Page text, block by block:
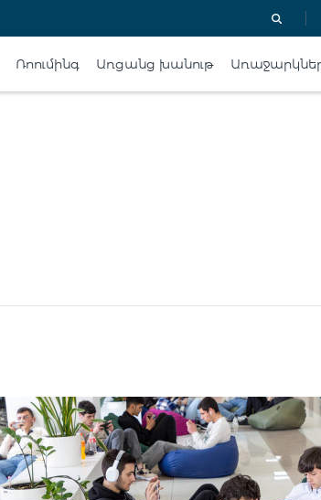
Ռոումինգ Առցանց խանութ